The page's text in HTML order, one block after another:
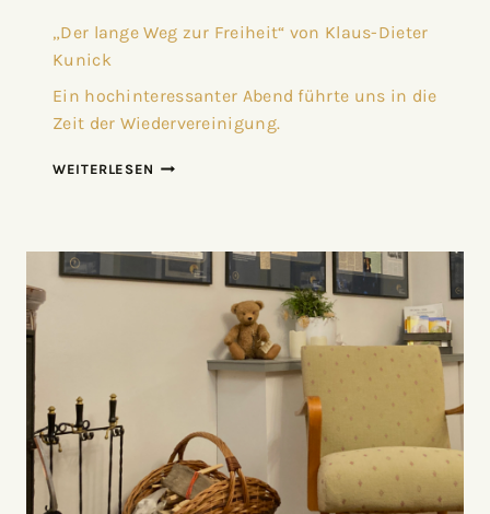
„Der lange Weg zur Freiheit“ von Klaus-Dieter
Kunick
Ein hochinteressanter Abend führte uns in die
Zeit der Wiedervereinigung.
WEITERLESEN